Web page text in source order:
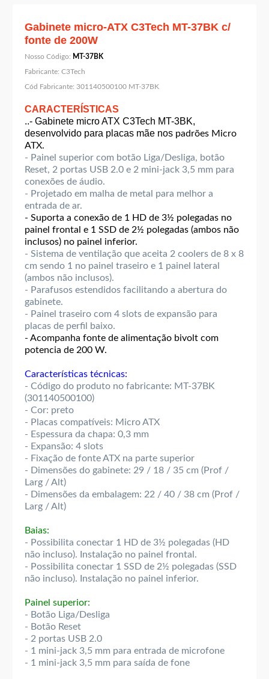
Gabinete micro-ATX C3Tech MT-37BK c/
fonte de 200W
Nosso Código: MT-37BK
Fabricante: C3Tech
Cód Fabricante: 301140500100 MT-37BK
CARACTERÍSTICAS
..- Gabinete micro ATX C3Tech MT-3BK,
desenvolvido para placas mãe nos padrões Micro
ATX.
- Painel superior com botão Liga/Desliga, botão
Reset, 2 portas USB 2.0 e 2 mini-jack 3,5 mm para
conexões de áudio.
- Projetado em malha de metal para melhor a
entrada de ar.
- Suporta a conexão de 1 HD de 3½ polegadas no
painel frontal e 1 SSD de 2½ polegadas (ambos não
inclusos) no painel inferior.
- Sistema de ventilação que aceita 2 coolers de 8 x 8
cm sendo 1 no painel traseiro e 1 painel lateral
(ambos não inclusos).
- Parafusos estendidos facilitando a abertura do
gabinete.
- Painel traseiro com 4 slots de expansão para
placas de perfil baixo.
- Acompanha fonte de alimentação bivolt com
potencia de 200 W.
Características técnicas:
- Código do produto no fabricante: MT-37BK
(301140500100)
- Cor: preto
- Placas compatíveis: Micro ATX
- Espessura da chapa: 0,3 mm
- Expansão: 4 slots
- Fixação de fonte ATX na parte superior
- Dimensões do gabinete: 29 / 18 / 35 cm (Prof /
Larg / Alt)
- Dimensões da embalagem: 22 / 40 / 38 cm (Prof /
Larg / Alt)
Baias:
- Possibilita conectar 1 HD de 3½ polegadas (HD
não incluso). Instalação no painel frontal.
- Possibilita conectar 1 SSD de 2½ polegadas (SSD
não incluso). Instalação no painel inferior.
Painel superior:
- Botão Liga/Desliga
- Botão Reset
- 2 portas USB 2.0
- 1 mini-jack 3,5 mm para entrada de microfone
- 1 mini-jack 3,5 mm para saída de fone